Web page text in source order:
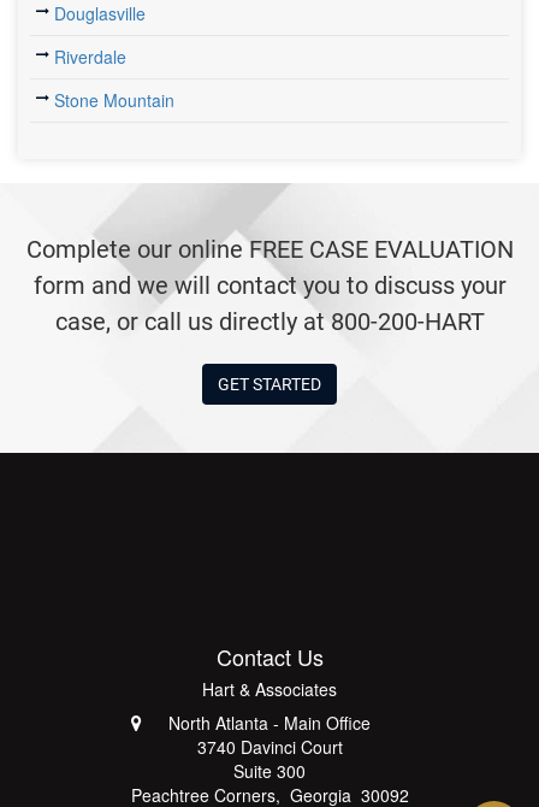
Douglasville
Riverdale
Stone Mountain
Complete our online FREE CASE EVALUATION
form and we will contact you to discuss your
case, or call us directly at 800-200-HART
GET STARTED
Contact Us
Hart & Associates
North Atlanta - Main Office
3740 Davinci Court
Suite 300
Peachtree Corners, Georgia 30092